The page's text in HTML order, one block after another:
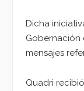
Dicha
Gobernación
mensajes
Quadri